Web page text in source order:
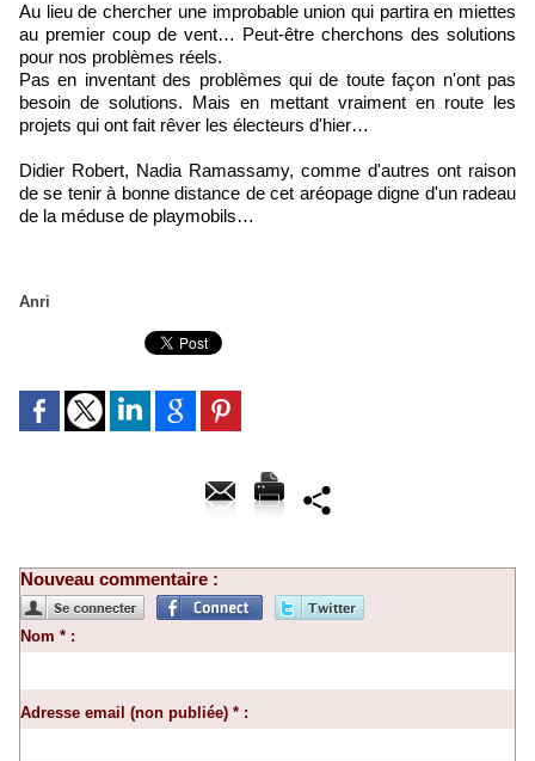
Au lieu de chercher une improbable union qui partira en miettes
au premier coup de vent… Peut-être cherchons des solutions
pour nos problèmes réels.
Pas en inventant des problèmes qui de toute façon n'ont pas
besoin de solutions. Mais en mettant vraiment en route les
projets qui ont fait rêver les électeurs d'hier…
Didier Robert, Nadia Ramassamy, comme d'autres ont raison
de se tenir à bonne distance de cet aréopage digne d'un radeau
de la méduse de playmobils…
Anri
Nouveau commentaire :
Nom * :
Adresse email (non publiée) * :